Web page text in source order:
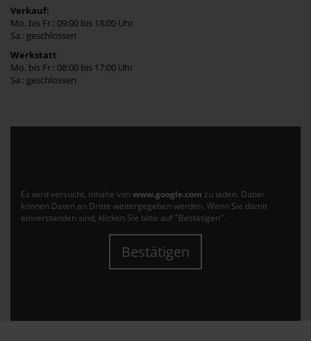
Verkauf:
Mo. bis Fr.: 09:00 bis 18:00 Uhr
Sa.: geschlossen
Werkstatt
Mo. bis Fr.: 08:00 bis 17:00 Uhr
Sa.: geschlossen
Es wird versucht, Inhalte von www.google.com zu laden. Dabei
können Daten an Dritte weitergegeben werden. Wenn Sie damit
einverstanden sind, klicken Sie bitte auf "Bestätigen".
Bestätigen